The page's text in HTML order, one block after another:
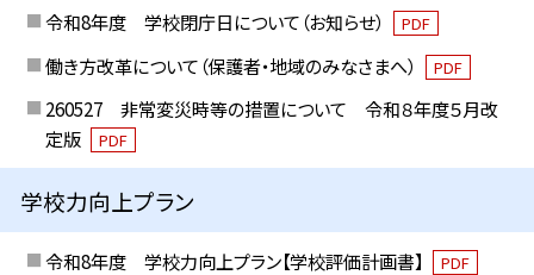
令和8年度 学校閉庁日について（お知らせ） PDF
働き方改革について（保護者・地域のみなさまへ） PDF
260527 非常変災時等の措置について 令和８年度５月改
定版
PDF
学校力向上プラン
令和8年度 学校力向上プラン【学校評価計画書】 PDF